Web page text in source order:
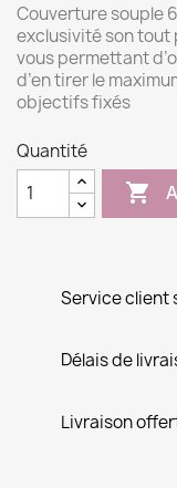
Couverture souple
exclusivité son tout
vous permettant
d’en tirer le
objectifs fixés
Quantité

Service client
Délais de
Livraison